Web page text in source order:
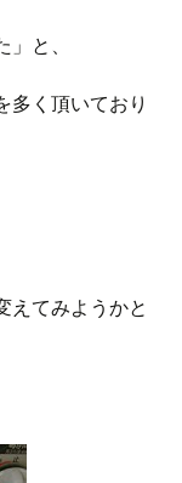
と、
多く頂いており
えてみようかと